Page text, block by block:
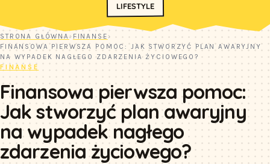
LIFESTYLE
STRONA GŁÓWNA› FINANSE ›
FINANSOWA PIERWSZA POMOC: JAK STWORZYĆ PLAN AWARYJNY
NA WYPADEK NAGŁEGO ZDARZENIA ŻYCIOWEGO?
FINANSE
Finansowa pierwsza pomoc:
Jak stworzyć plan awaryjny
na wypadek nagłego
zdarzenia życiowego?